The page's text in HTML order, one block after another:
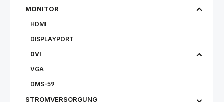
MONITOR
HDMI
DISPLAYPORT
DVI
VGA
DMS-59
STROMVERSORGUNG